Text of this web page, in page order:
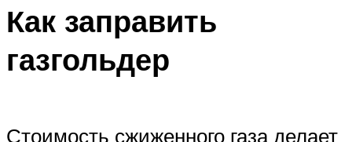
Как заправить
газгольдер
Стоимость сжиженного газа делает